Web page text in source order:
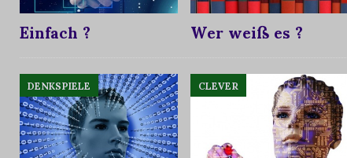
Einfach ? Wer weiß es ?
DENKSPIELE CLEVER